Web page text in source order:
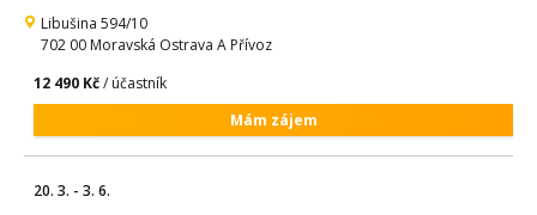
Libušina 594/10
702 00 Moravská Ostrava A Přívoz
12 490 Kč/ účastník
Mám zájem
20. 3. - 3. 6.